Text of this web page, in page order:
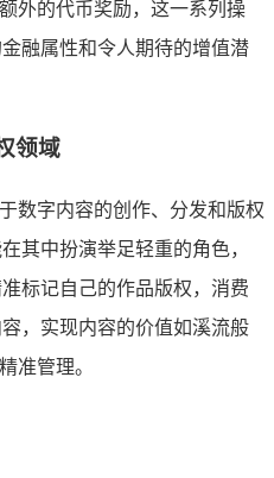
外的代币奖励，这一系列操
融属性和令人期待的增值潜
领域
数字内容的创作、分发和版权
其中扮演举足轻重的角色，
标记自己的作品版权，消费
，实现内容的价值如溪流般
准管理。